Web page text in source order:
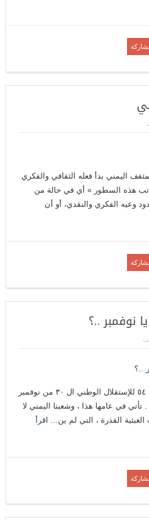
اليمني بدأ فعله الثقافي والفكري
هذه السطور » أي في حالة من
وعيه الفكري والنقدي، أو أن
نوفمبر ..؟
سعيد المعمري ها هي الذكرى ال ٥٤ للإستقلال الوطني ال ٣٠ من نوفمبر
تأتي في عامها هذا ، وشعبنا اليمني لا
القذرة ، التي لم ين... اقرأ